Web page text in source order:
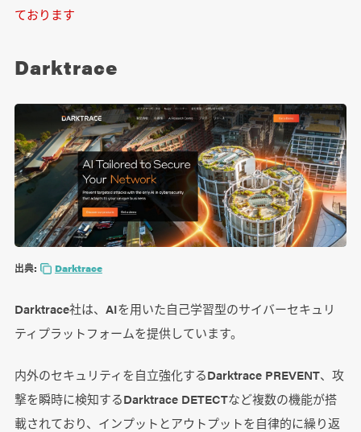
ております
Darktrace
出典: Darktrace
Darktrace社は、AIを用いた自己学習型のサイバーセキュリ
ティプラットフォームを提供しています。
内外のセキュリティを自立強化するDarktrace PREVENT、攻
撃を瞬時に検知するDarktrace DETECTなど複数の機能が搭
載されており、インプットとアウトプットを自律的に繰り返